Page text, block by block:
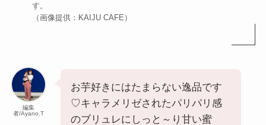
す。
（画像提供：KAIJU CAFE）
編集
者/Ayano.T
お芋好きにはたまらない逸品です
♡キャラメリゼされたパリパリ感
のブリュレにしっと～り甘い蜜